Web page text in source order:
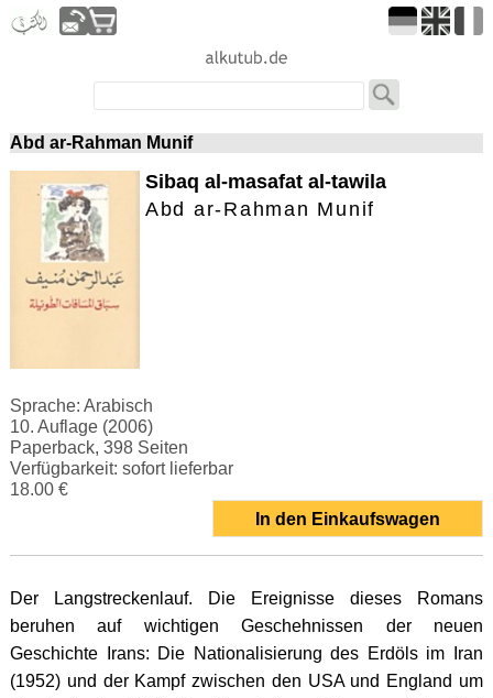
Abd ar-Rahman Munif
Sibaq al-masafat al-tawila
Abd ar-Rahman Munif
Sprache: Arabisch
10. Auflage (2006)
Paperback, 398 Seiten
Verfügbarkeit: sofort lieferbar
18.00 €
In den Einkaufswagen
Der Langstreckenlauf. Die Ereignisse dieses Romans
beruhen auf wichtigen Geschehnissen der neuen
Geschichte Irans: Die Nationalisierung des Erdöls im Iran
(1952) und der Kampf zwischen den USA und England um